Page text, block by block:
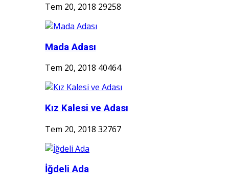
Tem 20, 2018 29258
Mada Adası
Tem 20, 2018 40464
Kız Kalesi ve Adası
Tem 20, 2018 32767
İğdeli Ada